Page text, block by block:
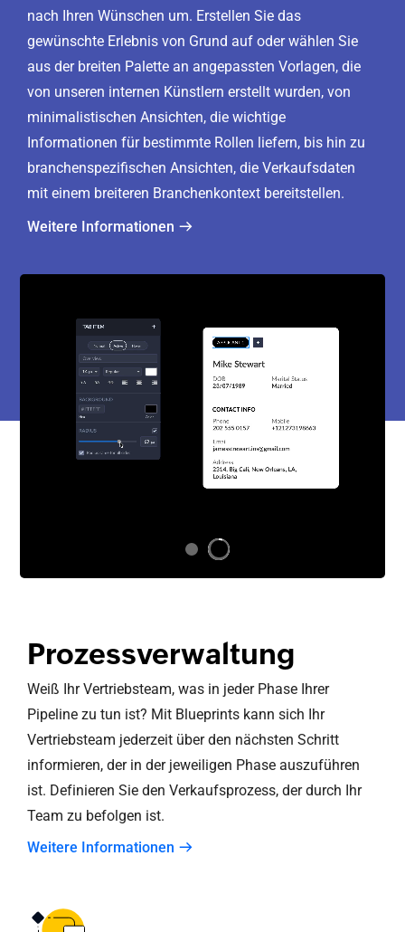
nach Ihren Wünschen um. Erstellen Sie das
gewünschte Erlebnis von Grund auf oder wählen Sie
aus der breiten Palette an angepassten Vorlagen, die
von unseren internen Künstlern erstellt wurden, von
minimalistischen Ansichten, die wichtige
Informationen für bestimmte Rollen liefern, bis hin zu
branchenspezifischen Ansichten, die Verkaufsdaten
mit einem breiteren Branchenkontext bereitstellen.
Weitere Informationen
Prozessverwaltung
Weiß Ihr Vertriebsteam, was in jeder Phase Ihrer
Pipeline zu tun ist? Mit Blueprints kann sich Ihr
Vertriebsteam jederzeit über den nächsten Schritt
informieren, der in der jeweiligen Phase auszuführen
ist. Definieren Sie den Verkaufsprozess, der durch Ihr
Team zu befolgen ist.
Weitere Informationen